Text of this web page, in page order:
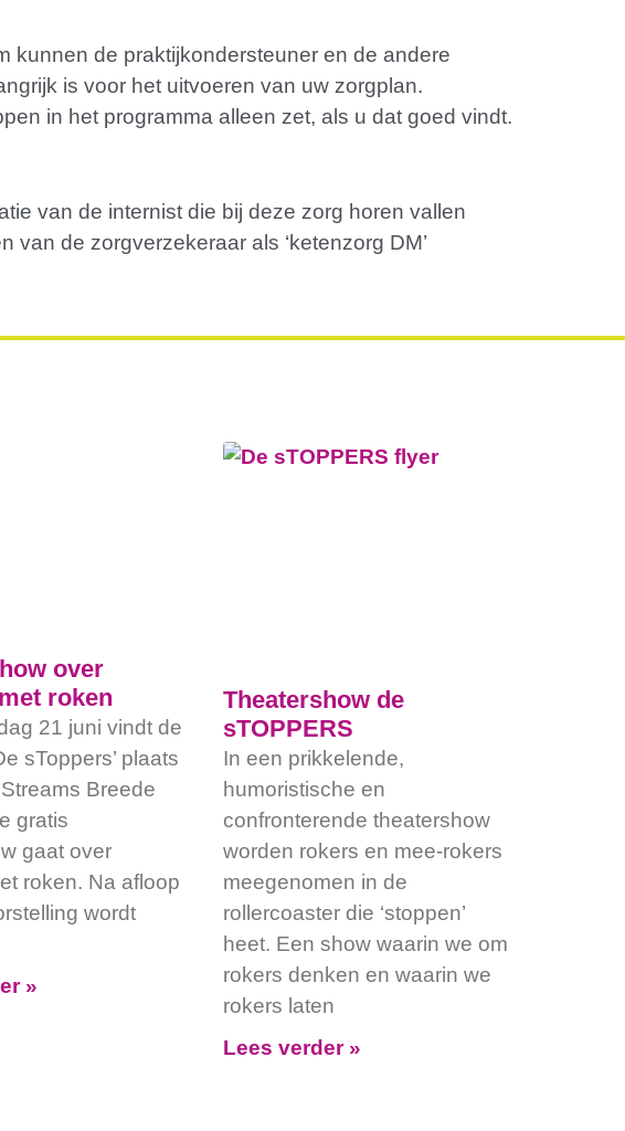
kunnen de praktijkondersteuner en de andere
is voor het uitvoeren van uw zorgplan.
in het programma alleen zet, als u dat goed vindt.
van de internist die bij deze zorg horen vallen
de zorgverzekeraar als ‘ketenzorg DM’
over
roken
21 juni vindt de
sToppers’ plaats
Breede
gratis
gaat over
roken. Na afloop
wordt
»
Theatershow de
sTOPPERS
In een prikkelende,
humoristische en
confronterende theatershow
worden rokers en mee-rokers
meegenomen in de
rollercoaster die ‘stoppen’
heet. Een show waarin we om
rokers denken en waarin we
rokers laten
Lees verder »